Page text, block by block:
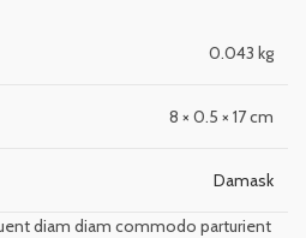
0.043 kg
8 × 0.5 × 17 cm
Damask
diam diam commodo parturient